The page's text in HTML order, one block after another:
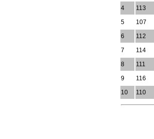
4
113
5
107
6
112
7
114
8
111
9
116
10
110